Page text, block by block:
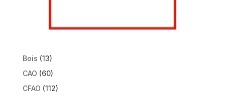
Bois (13)
CAO (60)
CFAO (112)